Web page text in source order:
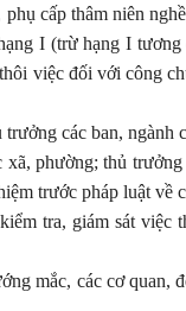
cấp thâm niên
I (trừ hạng I
việc đối với công
các ban, ngành
phường; thủ trưởng
trước pháp luật về
tra, giám sát việc
mắc, các cơ quan,